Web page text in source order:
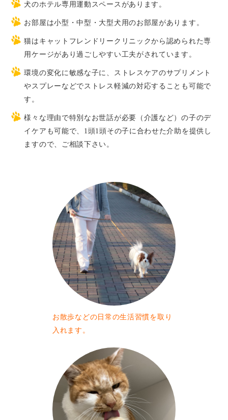
犬のホテル専用運動スペースがあります。
お部屋は小型・中型・大型犬用のお部屋があります。
猫はキャットフレンドリークリニックから認められた専
用ケージがあり過ごしやすい工夫がされています。
環境の変化に敏感な子に、ストレスケアのサプリメント
やスプレーなどでストレス軽減の対応することも可能で
す。
様々な理由で特別なお世話が必要（介護など）の子のデ
イケアも可能で、1頭1頭その子に合わせた介助を提供し
ますので、ご相談下さい。
お散歩などの日常の生活習慣を取り
入れます。